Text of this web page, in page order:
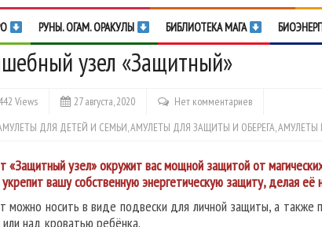
РУНЫ. ОГАМ. ОРАКУЛЫ БИБЛИОТЕКА МАГА
узел «Защитный»
Views 27 августа, 2020
Нет комментариев
ДЛЯ ДЕТЕЙ И СЕМЬИ,АМУЛЕТЫ ДЛЯ ЗАЩИТЫ И ОБЕРЕГА,АМУЛЕТЫ
«Защитный узел» окружит вас мощной защитой от
вашу собственную энергетическую защиту, делая её
можно носить в виде подвески для личной защиты, а
над кроватью ребёнка.